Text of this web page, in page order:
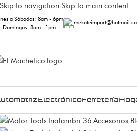
Skip to navigation Skip to main content
a Sábados: 8am - 6pm
Domingos: 8am - 1pm
ElectrónicoFerretería